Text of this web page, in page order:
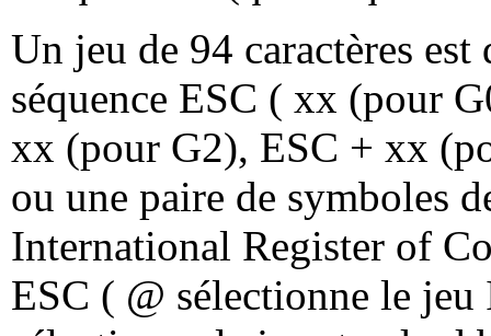
Un jeu de 94 caractères
séquence ESC ( xx (pour
xx (pour G2), ESC + xx
ou une paire de symboles
International Register of
ESC ( @ sélectionne le